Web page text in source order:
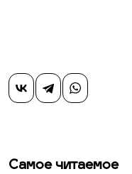
Самое читаемое